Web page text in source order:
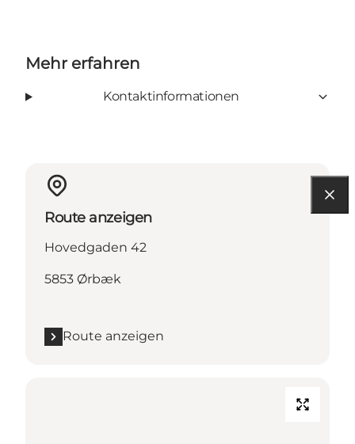
Mehr erfahren
Kontaktinformationen
Route anzeigen
Hovedgaden 42
5853 Ørbæk
Route anzeigen